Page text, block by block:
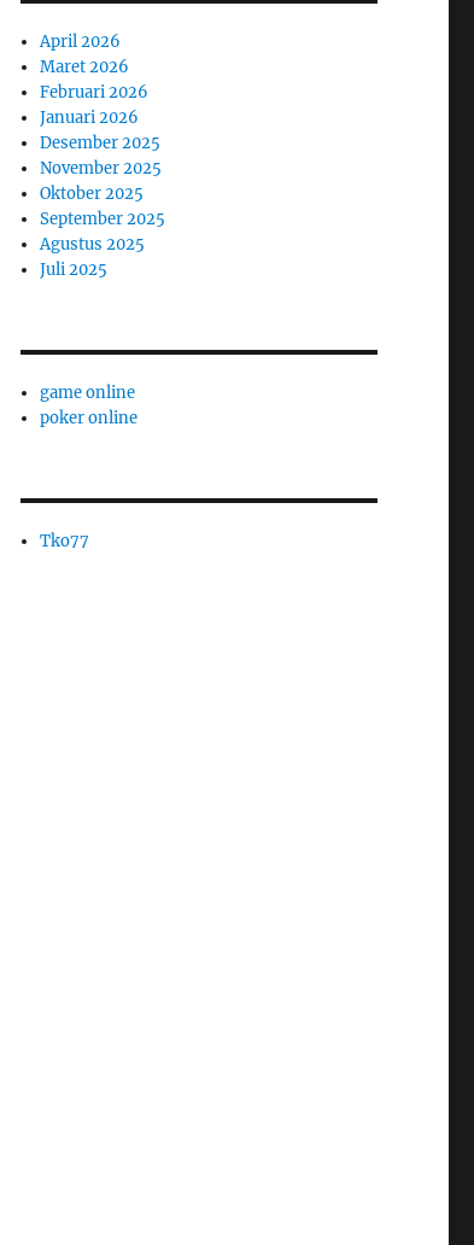
April 2026
Maret 2026
Februari 2026
Januari 2026
Desember 2025
November 2025
Oktober 2025
September 2025
Agustus 2025
Juli 2025
game online
poker online
Tko77